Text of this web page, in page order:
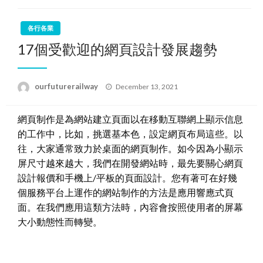
各行各業
17個受歡迎的網頁設計發展趨勢
ourfuturerailway
Posted
December 13, 2021
網頁制作是為網站建立頁面以在移動互聯網上顯示信息
的工作中，比如，挑選基本色，設定網頁布局這些。以
往，大家通常致力於桌面的網頁制作。如今因為小顯示
屏尺寸越來越大，我們在開發網站時，最先要關心網頁
設計報價和手機上/平板的頁面設計。 您有著可在好幾
個服務平台上運作的網站制作的方法是應用響應式頁
面。在我們應用這類方法時，內容會按照使用者的屏幕
大小動態性而轉變。